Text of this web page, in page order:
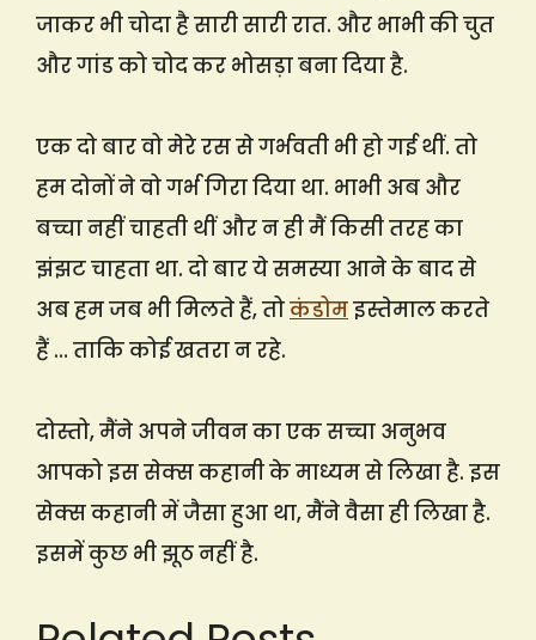
जाकर भी चोदा है सारी सारी रात. और भाभी की चुत
और गांड को चोद कर भोसड़ा बना दिया है.
एक दो बार वो मेरे रस से गर्भवती भी हो गई थीं. तो
हम दोनों ने वो गर्भ गिरा दिया था. भाभी अब और
बच्चा नहीं चाहती थीं और न ही मैं किसी तरह का
झंझट चाहता था. दो बार ये समस्या आने के बाद से
अब हम जब भी मिलते हैं, तोकंडोमइस्तेमाल करते
हैं … ताकि कोई खतरा न रहे.
दोस्तो, मैंने अपने जीवन का एक सच्चा अनुभव
आपको इस सेक्स कहानी के माध्यम से लिखा है. इस
सेक्स कहानी में जैसा हुआ था, मैंने वैसा ही लिखा है.
इसमें कुछ भी झूठ नहीं है.